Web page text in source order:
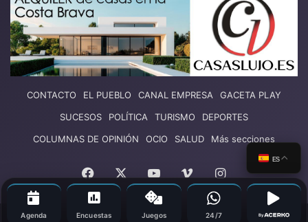
CONTACTO EL PUEBLO CANAL EMPRESA
GACETA PLAY
SUCESOS
POLÍTICA TURISMO
DEPORTES
COLUMNAS DE OPINIÓN
OCIO SALUD Más secciones
Facebook YouTubeVimeoInstagram
ES
Agenda Encuestas Juegos 24/7 By